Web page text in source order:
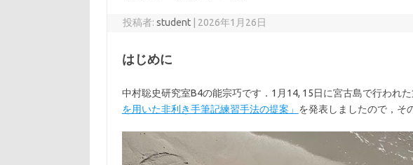
投稿者:student 2026年1月26日
はじめに
中村聡史研究室B4の能宗巧です．1月14, 15日に宮古島で行われた
を用いた非利き手筆記練習手法の提案」 を発表しましたので，そ